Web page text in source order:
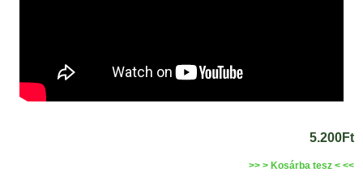
5.200Ft
>> > Kosárba tesz < <<